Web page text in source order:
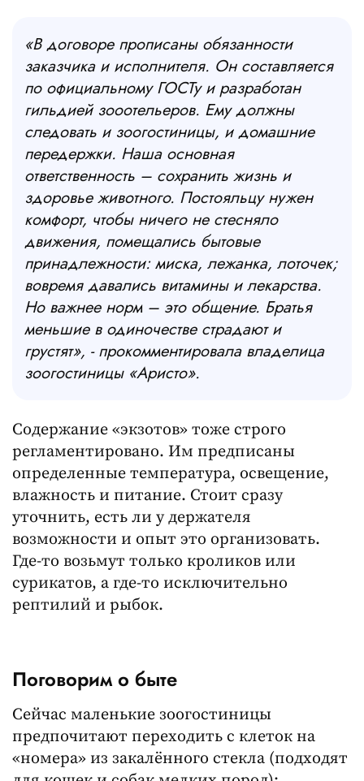
«В договоре прописаны обязанности
заказчика и исполнителя. Он составляется
по официальному ГОСТу и разработан
гильдией зооотельеров. Ему должны
следовать и зоогостиницы, и домашние
передержки. Наша основная
ответственность – сохранить жизнь и
здоровье животного. Постояльцу нужен
комфорт, чтобы ничего не стесняло
движения, помещались бытовые
принадлежности: миска, лежанка, лоточек;
вовремя давались витамины и лекарства.
Но важнее норм – это общение. Братья
меньшие в одиночестве страдают и
грустят», - прокомментировала владелица
зоогостиницы «Аристо».
Содержание «экзотов» тоже строго
регламентировано. Им предписаны
определенные температура, освещение,
влажность и питание. Стоит сразу
уточнить, есть ли у держателя
возможности и опыт это организовать.
Где-то возьмут только кроликов или
сурикатов, а где-то исключительно
рептилий и рыбок.
Поговорим о быте
Сейчас маленькие зоогостиницы
предпочитают переходить с клеток на
«номера» из закалённого стекла (подходят